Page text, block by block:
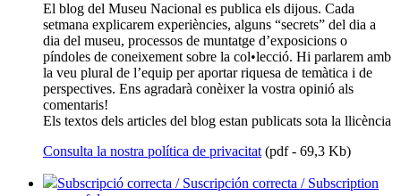
El blog del Museu Nacional es publica els dijous. Cada
setmana explicarem experiències, alguns “secrets” del dia a
dia del museu, processos de muntatge d’exposicions o
píndoles de coneixement sobre la col•lecció. Hi parlarem amb
la veu plural de l’equip per aportar riquesa de temàtica i de
perspectives. Ens agradarà conèixer la vostra opinió als
comentaris!
Els textos dels articles del blog estan publicats sota la llicència
Consulta la nostra política de privacitat(pdf - 69,3 Kb)
Subscripció correcta / Suscripción correcta / Subscription